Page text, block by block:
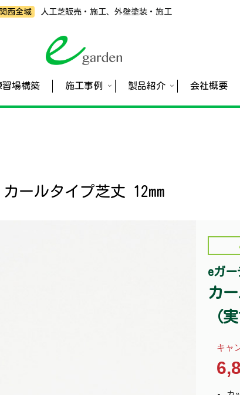
関西全域 人工芝販売・施工、外壁塗装・施工
習場構築 施工事例 製品紹介 会社概要
カールタイプ芝丈 12mm
eガー
カ
（
キャ